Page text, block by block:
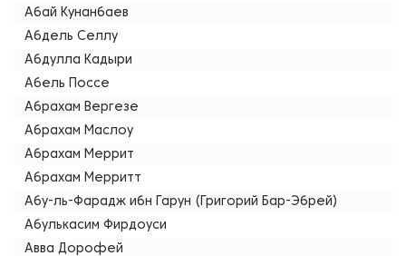
Абай Кунанбаев
Абдель Селлу
Абдулла Кадыри
Абель Поссе
Абрахам Вергезе
Абрахам Маслоу
Абрахам Меррит
Абрахам Мерритт
Абу-ль-Фарадж ибн Гарун (Григорий Бар-Эбрей)
Абулькасим Фирдоуси
Авва Дорофей